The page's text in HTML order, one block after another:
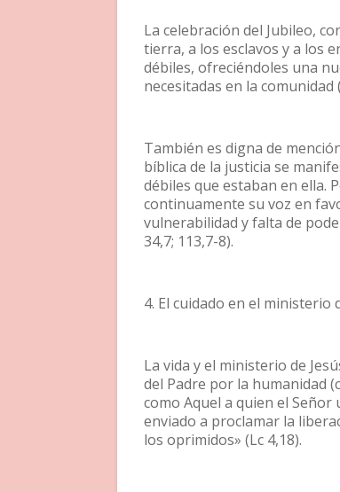
La celebración del Jubileo,
tierra, a los esclavos y a los
débiles, ofreciéndoles una
necesitadas en la comunidad
También es digna de
bíblica de la justicia se
débiles que estaban en ella.
continuamente su voz en
vulnerabilidad y falta de
34,7; 113,7-8).
4. El cuidado en el ministerio
La vida y el ministerio de
del Padre por la humanidad
como Aquel a quien el
enviado a proclamar la
los oprimidos» (Lc 4,18).